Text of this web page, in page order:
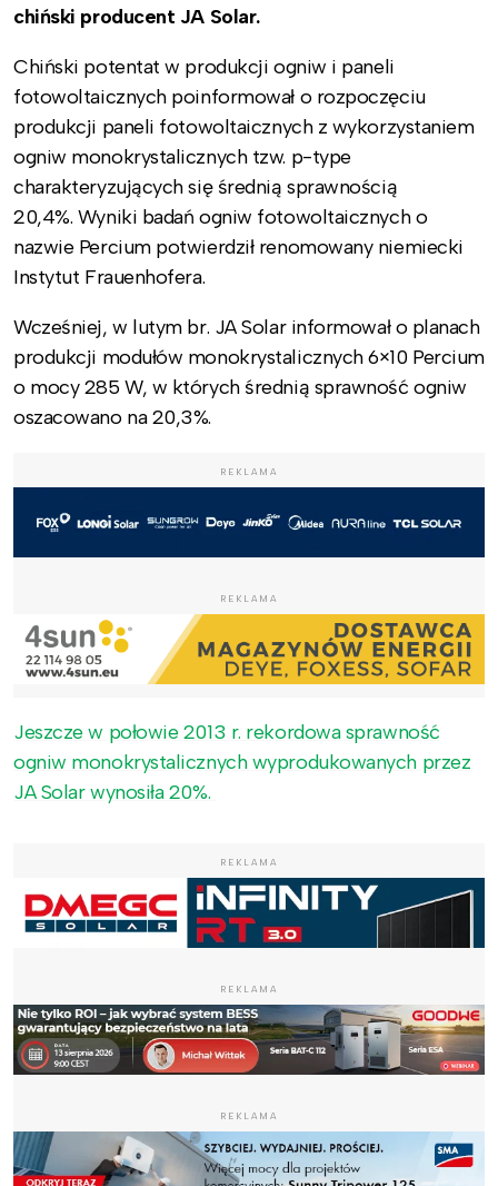
chiński producent JA Solar.
Chiński potentat w produkcji ogniw i paneli
fotowoltaicznych poinformował o rozpoczęciu
produkcji paneli fotowoltaicznych z wykorzystaniem
ogniw monokrystalicznych tzw. p-type
charakteryzujących się średnią sprawnością
20,4%. Wyniki badań ogniw fotowoltaicznych o
nazwie Percium potwierdził renomowany niemiecki
Instytut Frauenhofera.
Wcześniej, w lutym br. JA Solar informował o planach
produkcji modułów monokrystalicznych 6×10 Percium
o mocy 285 W, w których średnią sprawność ogniw
oszacowano na 20,3%.
REKLAMA
REKLAMA
Jeszcze w połowie 2013 r. rekordowa sprawność
ogniw monokrystalicznych wyprodukowanych przez
JA Solar wynosiła 20%.
REKLAMA
REKLAMA
REKLAMA